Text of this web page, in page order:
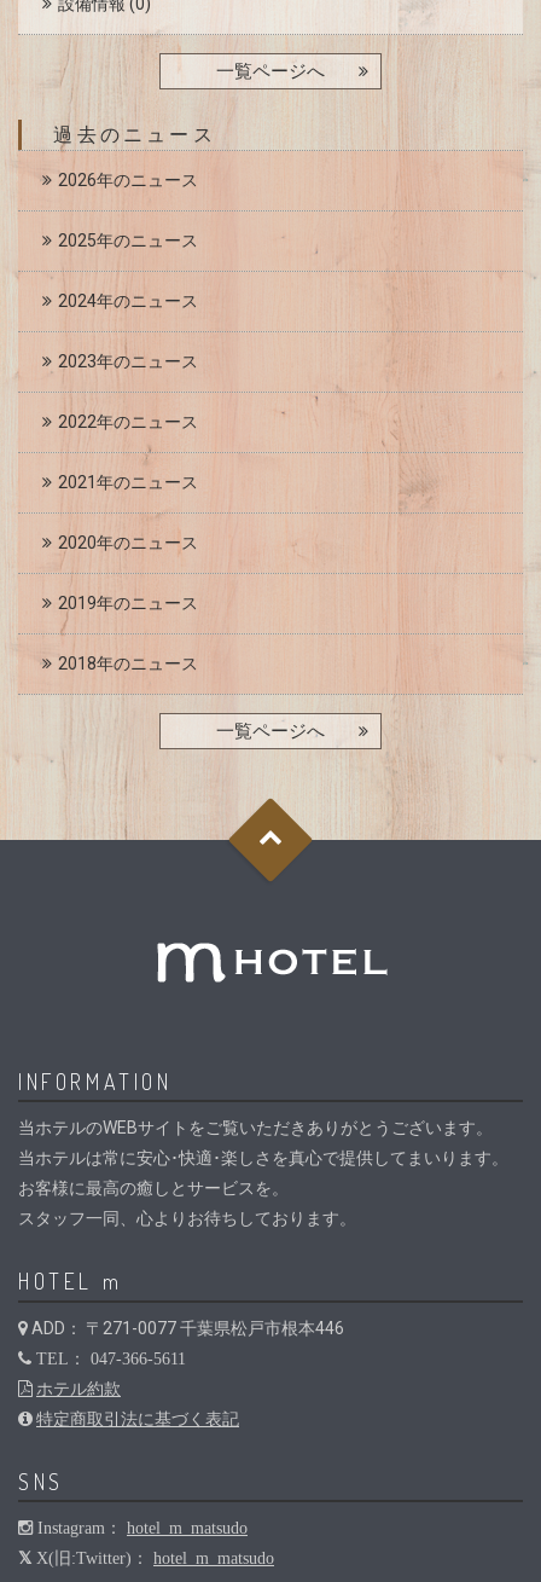
一覧ページへ
過去のニュース
2026年のニュース
2025年のニュース
2024年のニュース
2023年のニュース
2022年のニュース
2021年のニュース
2020年のニュース
2019年のニュース
2018年のニュース
一覧ページへ
INFORMATION
当ホテルのWEBサイトをご覧いただきありがとうございます。
当ホテルは常に安心･快適･楽しさを真心で提供してまいります。
お客様に最高の癒しとサービスを。
スタッフ一同、心よりお待ちしております。
HOTEL m
ADD： 〒271-0077 千葉県松戸市根本446
TEL： 047-366-5611
ホテル約款
特定商取引法に基づく表記
SNS
Instagram： hotel_m_matsudo
X(旧:Twitter)： hotel_m_matsudo